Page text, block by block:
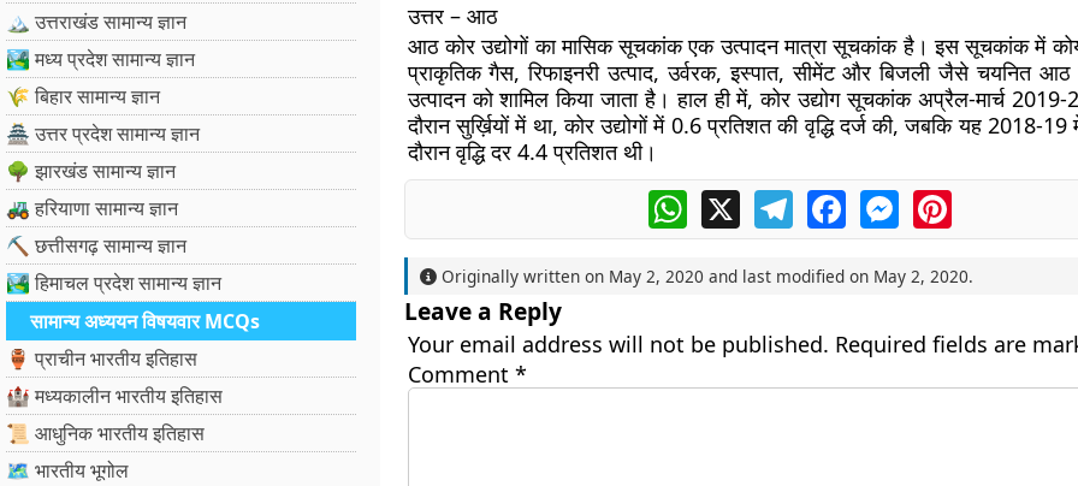
🏔️ उत्तराखंड सामान्य ज्ञान
🏞️ मध्य प्रदेश सामान्य ज्ञान
🌾 बिहार सामान्य ज्ञान
🏯 उत्तर प्रदेश सामान्य ज्ञान
🌳 झारखंड सामान्य ज्ञान
🚜 हरियाणा सामान्य ज्ञान
⛏️ छत्तीसगढ़ सामान्य ज्ञान
🏞️ हिमाचल प्रदेश सामान्य ज्ञान
सामान्य अध्ययन विषयवार MCQs
🏺 प्राचीन भारतीय इतिहास
🏰 मध्यकालीन भारतीय इतिहास
📜 आधुनिक भारतीय इतिहास
🗺️ भारतीय भूगोल
उत्तर – आठ
आठ कोर उद्योगों का मासिक सूचकांक एक उत्पादन मात्रा सूचकांक है। इस सूचकांक में
प्राकृतिक गैस, रिफाइनरी उत्पाद, उर्वरक, इस्पात, सीमेंट और बिजली जैसे चयनित आठ
उत्पादन को शामिल किया जाता है। हाल ही में, कोर उद्योग सूचकांक अप्रैल-मार्च
दौरान सुर्ख़ियों में था, कोर उद्योगों में 0.6 प्रतिशत की वृद्धि दर्ज की, जबकि यह 2018-
दौरान वृद्धि दर 4.4 प्रतिशत थी।
WhatsApp
X TelegramFacebookMessengerPinterest
Originally written on May 2, 2020 and last modified on May 2, 2020.
Leave a Reply
Your email address will not be published. Required fields are
Comment *